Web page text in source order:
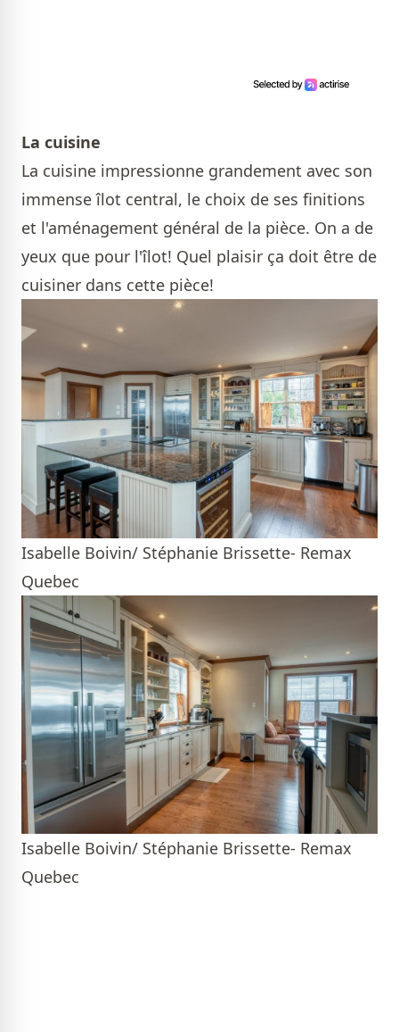
La cuisine
La cuisine impressionne grandement avec son
immense îlot central, le choix de ses finitions
et l'aménagement général de la pièce. On a de
yeux que pour l'îlot! Quel plaisir ça doit être de
cuisiner dans cette pièce!
Isabelle Boivin/ Stéphanie Brissette- Remax
Quebec
Isabelle Boivin/ Stéphanie Brissette- Remax
Quebec